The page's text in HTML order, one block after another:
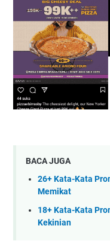
BACA JUGA
26+ Kata-Kata
Memikat
18+ Kata-Kata
Kekinian